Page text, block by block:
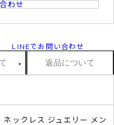
わせ
LINEでお問い合わせ
返品について
ックレス ジュエリー メン